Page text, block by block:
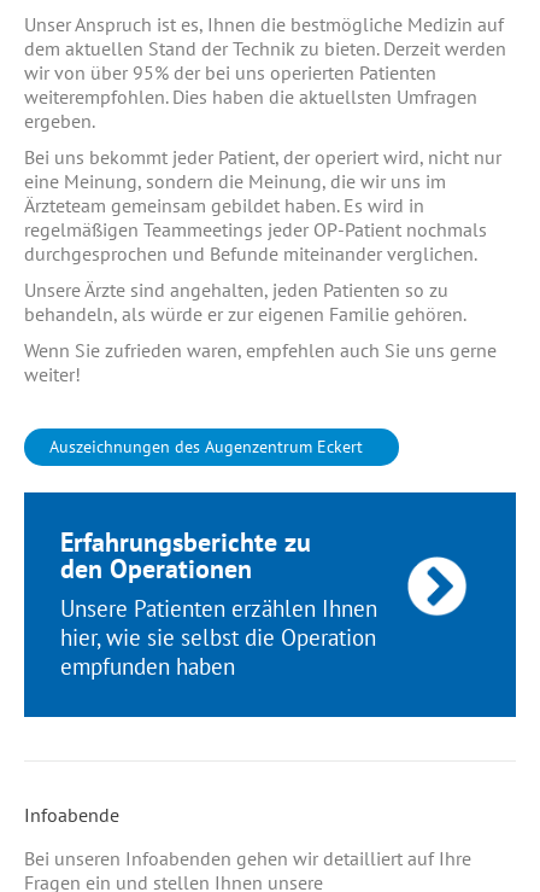
Unser Anspruch ist es, Ihnen die bestmögliche Medizin auf
dem aktuellen Stand der Technik zu bieten. Derzeit werden
wir von über 95% der bei uns operierten Patienten
weiterempfohlen. Dies haben die aktuellsten Umfragen
ergeben.
Bei uns bekommt jeder Patient, der operiert wird, nicht nur
eine Meinung, sondern die Meinung, die wir uns im
Ärzteteam gemeinsam gebildet haben. Es wird in
regelmäßigen Teammeetings jeder OP-Patient nochmals
durchgesprochen und Befunde miteinander verglichen.
Unsere Ärzte sind angehalten, jeden Patienten so zu
behandeln, als würde er zur eigenen Familie gehören.
Wenn Sie zufrieden waren, empfehlen auch Sie uns gerne
weiter!
Auszeichnungen des Augenzentrum Eckert
Erfahrungsberichte zu
den Operationen
Unsere Patienten erzählen Ihnen
hier, wie sie selbst die Operation
empfunden haben
Infoabende
Bei unseren Infoabenden gehen wir detailliert auf Ihre
Fragen ein und stellen Ihnen unsere